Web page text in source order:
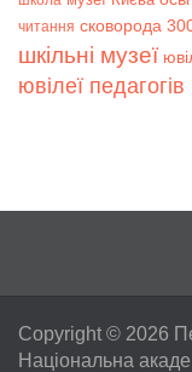
читання сковорода
шкільні музеї
ювілеї педагогів
Copyright © 2026
Національна